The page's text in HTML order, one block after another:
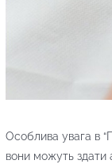
Особлива увага в
вони можуть здати